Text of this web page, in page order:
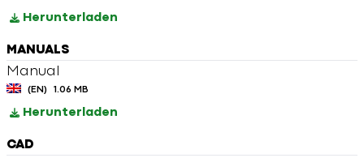
Herunterladen
MANUALS
Manual
(EN) 1.06 MB
Herunterladen
CAD